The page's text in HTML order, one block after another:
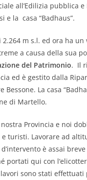
all’Edilizia pubblica
e la casa “Badhaus”.
m s.l. ed ora ha
a causa della sua
del Patrimonio. Il
ed è gestito dalla
Bessone. La casa
di Martello.
Provincia e noi
turisti. Lavorare ad
è assai
portati qui con
sono stati